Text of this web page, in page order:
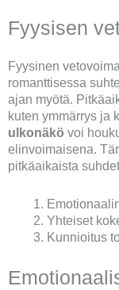
Fyysisen
Fyysinen
romanttisessa
ajan myötä.
kuten ymmärrys ja
ulkonäkö voi
elinvoimaisena.
pitkäaikaista
Yhteiset
Kunnioitus